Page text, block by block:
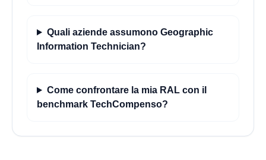
Quali aziende assumono Geographic
Information Technician?
Come confrontare la mia RAL con il
benchmark TechCompenso?